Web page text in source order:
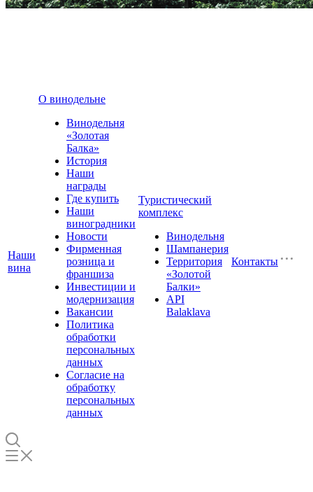
Наши
вина
О винодельне
Винодельня
«Золотая
Балка»
История
Наши
награды
Где купить
Наши
виноградники
Новости
Фирменная
розница и
франшиза
Инвестиции и
модернизация
Вакансии
Политика
обработки
персональных
данных
Согласие на
обработку
персональных
данных
Туристический
комплекс
Винодельня
Шампанерия
Территория
«Золотой
Балки»
API
Balaklava
Контакты